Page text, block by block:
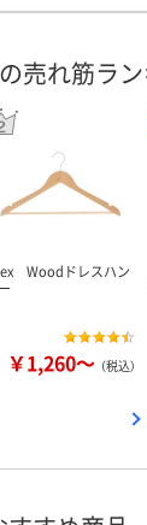
売れ筋ラ
Woodドレスハン
￥1,260～ （税込）